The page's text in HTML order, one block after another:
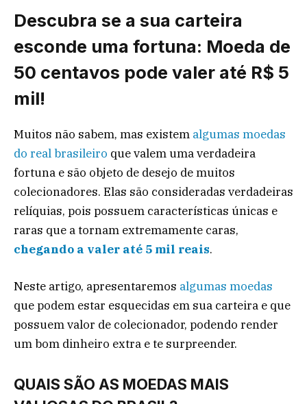
Descubra se a sua carteira
esconde uma fortuna: Moeda de
50 centavos pode valer até R$ 5
mil!
Muitos não sabem, mas existem algumas moedas
do real brasileiro que valem uma verdadeira
fortuna e são objeto de desejo de muitos
colecionadores. Elas são consideradas verdadeiras
relíquias, pois possuem características únicas e
raras que a tornam extremamente caras,
chegando a valer até 5 mil reais.
Neste artigo, apresentaremos algumas moedas
que podem estar esquecidas em sua carteira e que
possuem valor de colecionador, podendo render
um bom dinheiro extra e te surpreender.
QUAIS SÃO AS MOEDAS MAIS